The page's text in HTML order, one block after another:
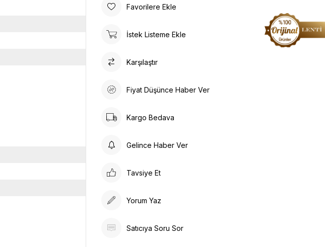
Favorilere Ekle
İstek Listeme Ekle
Karşılaştır
Fiyat Düşünce Haber Ver
Kargo Bedava
Gelince Haber Ver
Tavsiye Et
Yorum Yaz
Satıcıya Soru Sor